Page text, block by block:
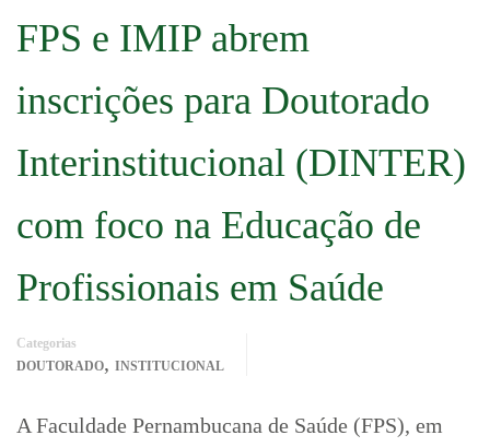
FPS e IMIP abrem
inscrições para Doutorado
Interinstitucional (DINTER)
com foco na Educação de
Profissionais em Saúde
Categorias
DOUTORADO, INSTITUCIONAL
A Faculdade Pernambucana de Saúde (FPS), em